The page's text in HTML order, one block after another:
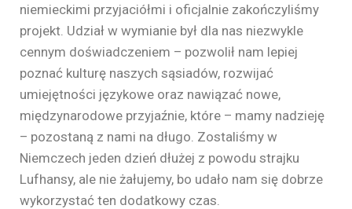
niemieckimi przyjaciółmi i oficjalnie zakończyliśmy
projekt. Udział w wymianie był dla nas niezwykle
cennym doświadczeniem – pozwolił nam lepiej
poznać kulturę naszych sąsiadów, rozwijać
umiejętności językowe oraz nawiązać nowe,
międzynarodowe przyjaźnie, które – mamy nadzieję
– pozostaną z nami na długo. Zostaliśmy w
Niemczech jeden dzień dłużej z powodu strajku
Lufhansy, ale nie żałujemy, bo udało nam się dobrze
wykorzystać ten dodatkowy czas.